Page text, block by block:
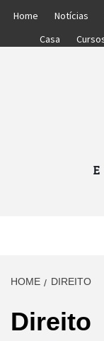
Home Notícias
Casa
HOME DIREITO
Direito